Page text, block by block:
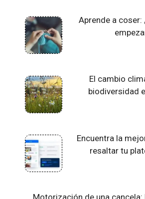
Aprende a coser:
El cambio
biodiversidad
Encuentra la
resaltar tu